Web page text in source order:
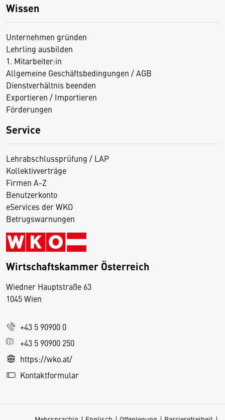
Wissen
Unternehmen gründen
Lehrling ausbilden
1. Mitarbeiter:in
Allgemeine Geschäftsbedingungen / AGB
Dienstverhältnis beenden
Exportieren / Importieren
Förderungen
Service
Lehrabschlussprüfung / LAP
Kollektivverträge
Firmen A-Z
Benutzerkonto
eServices der WKO
Betrugswarnungen
Wirtschaftskammer Österreich
Wiedner Hauptstraße 63
1045 Wien
+43 5 90900 0
+43 5 90900 250
https://wko.at/
Kontaktformular
D
s
e
S
e